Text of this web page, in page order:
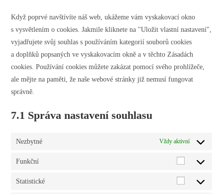
ostatní
Když poprvé navštívíte náš web, ukážeme vám vyskakovací okno
s vysvětlením o cookies. Jakmile kliknete na "Uložit vlastní nastavení",
vyjadřujete svůj souhlas s používáním kategorií souborů cookies
a doplňků popsaných ve vyskakovacím okně a v těchto Zásadách
cookies. Používání cookies můžete zakázat pomocí svého prohlížeče,
ale mějte na paměti, že naše webové stránky již nemusí fungovat
správně.
7.1 Správa nastavení souhlasu
Nezbytné Vždy aktivní
Funkční
Funkční
Statistické
Statistické